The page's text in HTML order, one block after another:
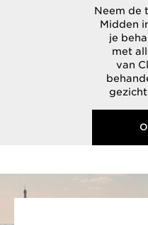
Neem de
Midden
je
met
van